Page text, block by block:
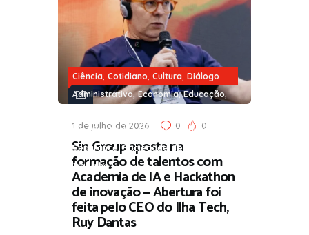
Ciência, Cotidiano, Cultura, Diálogo
Administrativo,Economia,Educação,
Opinião ,Poder,Primeiro Emprego
Segurança,Sociedade ,Tecnologia
Trabalho
1 de julho de 2026 0 0
Sin Group aposta na
formação de talentos com
Academia de IA e Hackathon
de inovação — Abertura foi
feita pelo CEO do Ilha Tech,
Ruy Dantas